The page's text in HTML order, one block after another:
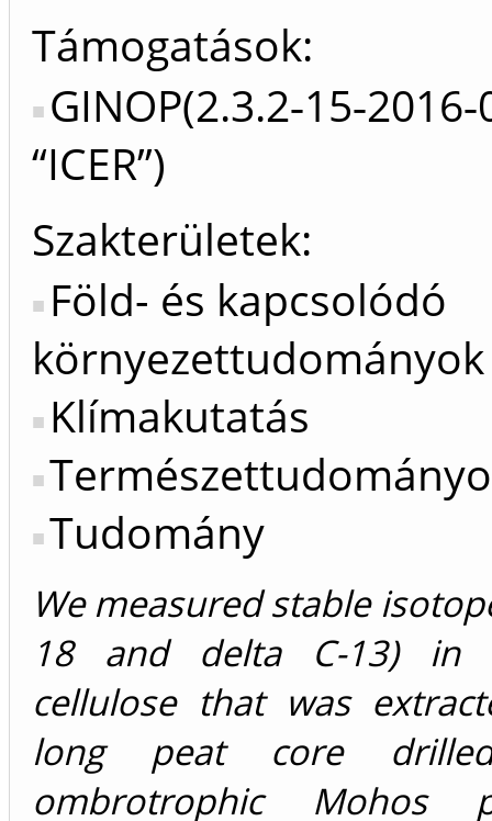
Támogatások:
“ICER”)
Szakterületek:
Föld- és kapcsolódó
környezettudományok
Klímakutatás
Tudomány
We measured stable
18 and delta C-13) in
cellulose that was
long peat core
ombrotrophic Mohos